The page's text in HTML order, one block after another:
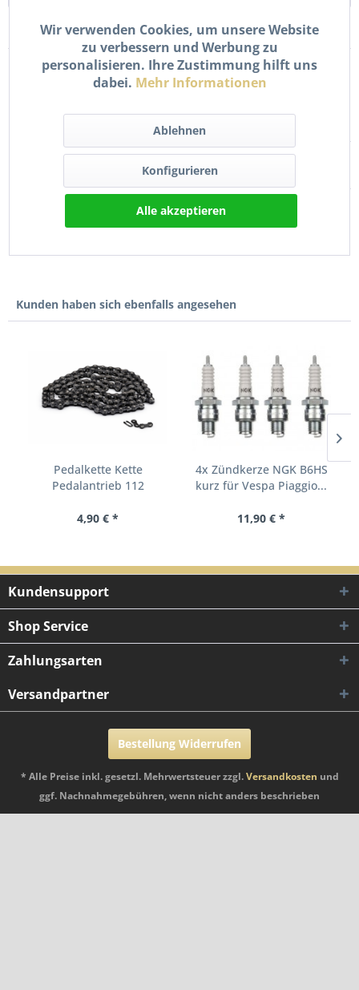
Kunden kauften auch
Trittbrett Verkleidung
Satz Schwarz für Vespa...
Schutzblech Kotflügel
vorne unlackiert für...
Kunden haben sich ebenfalls angesehen
Pedalkette Kette
Pedalantrieb 112
4,90 € *
4x Zündkerze NGK B6HS
kurz für Vespa Piaggio...
11,90 € *
Kundensupport
Shop Service
Zahlungsarten
Versandpartner
Bestellung Widerrufen
* Alle Preise inkl. gesetzl. Mehrwertsteuer zzgl.Versandkosten und
ggf. Nachnahmegebühren, wenn nicht anders beschrieben
Wir verwenden Cookies, um unsere Website
zu verbessern und Werbung zu
personalisieren. Ihre Zustimmung hilft uns
dabei. Mehr Informationen
Ablehnen
Konfigurieren
Alle akzeptieren